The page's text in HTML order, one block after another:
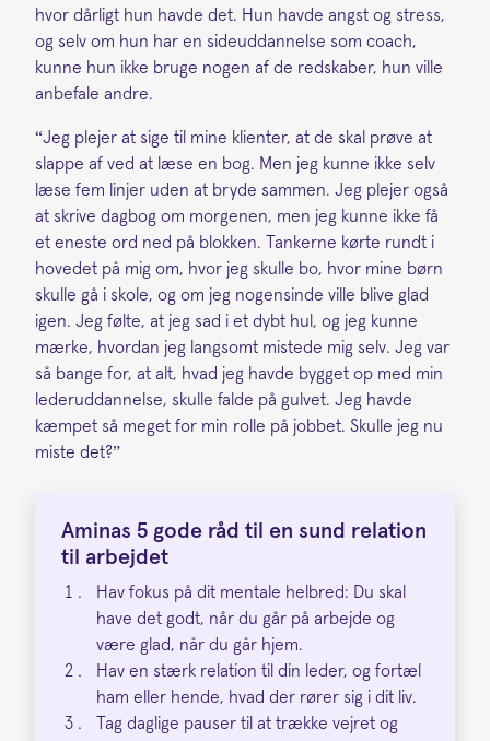
hvor dårligt hun havde det. Hun havde angst og stress,
og selv om hun har en sideuddannelse som coach,
kunne hun ikke bruge nogen af de redskaber, hun ville
anbefale andre.
“Jeg plejer at sige til mine klienter, at de skal prøve at
slappe af ved at læse en bog. Men jeg kunne ikke selv
læse fem linjer uden at bryde sammen. Jeg plejer også
at skrive dagbog om morgenen, men jeg kunne ikke få
et eneste ord ned på blokken. Tankerne kørte rundt i
hovedet på mig om, hvor jeg skulle bo, hvor mine børn
skulle gå i skole, og om jeg nogensinde ville blive glad
igen. Jeg følte, at jeg sad i et dybt hul, og jeg kunne
mærke, hvordan jeg langsomt mistede mig selv. Jeg var
så bange for, at alt, hvad jeg havde bygget op med min
lederuddannelse, skulle falde på gulvet. Jeg havde
kæmpet så meget for min rolle på jobbet. Skulle jeg nu
miste det?”
Aminas 5 gode råd til en sund relation
til arbejdet
Hav fokus på dit mentale helbred: Du skal
have det godt, når du går på arbejde og
være glad, når du går hjem.
Hav en stærk relation til din leder, og fortæl
ham eller hende, hvad der rører sig i dit liv.
Tag daglige pauser til at trække vejret og